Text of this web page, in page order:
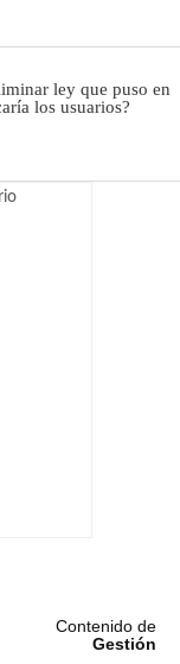
ley que puso en
los usuarios?
Contenido de
Gestión